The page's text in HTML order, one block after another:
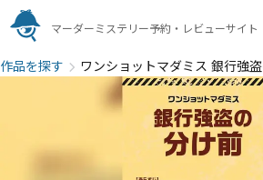
マーダーミステリー予約・レビューサイト
作品を探す ワンショットマダミス 銀行強